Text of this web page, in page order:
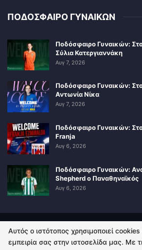
ΠΟΔΟΣΦΑΙΡΟ ΓΥΝΑΙΚΩΝ
Ποδόσφαιρο Γυναικών:
Σύλια Κατεργιαννάκη
Αυγ 7, 2026
Ποδόσφαιρο Γυναικών:
Αντωνία Νίκα
Αυγ 7, 2026
Ποδόσφαιρο Γυναικών:
Franja
Αυγ 6, 2026
Ποδόσφαιρο Γυναικών:
Shepherd ο Παναθηναϊκός
Αυγ 6, 2026
ΠΟΛΙΤΙΚΗ ΑΠΟΡΡΗΤΟΥ
Αυτός ο ιστότοπος χρησιμοποιεί cookies
εμπειρία σας στην ιστοσελίδα μας. Με